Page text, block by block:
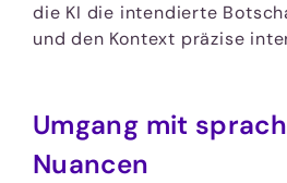
die KI die intendierte
und den Kontext präzise
Umgang mit
Nuancen